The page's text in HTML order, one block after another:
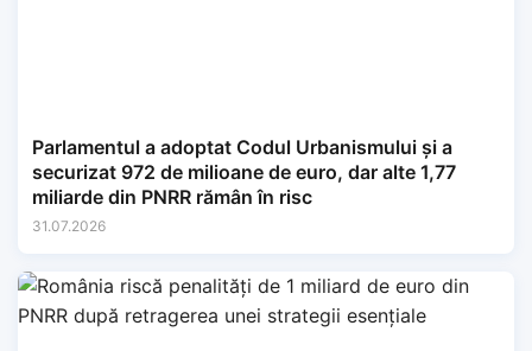
Parlamentul a adoptat Codul Urbanismului și a
securizat 972 de milioane de euro, dar alte 1,77
miliarde din PNRR rămân în risc
31.07.2026